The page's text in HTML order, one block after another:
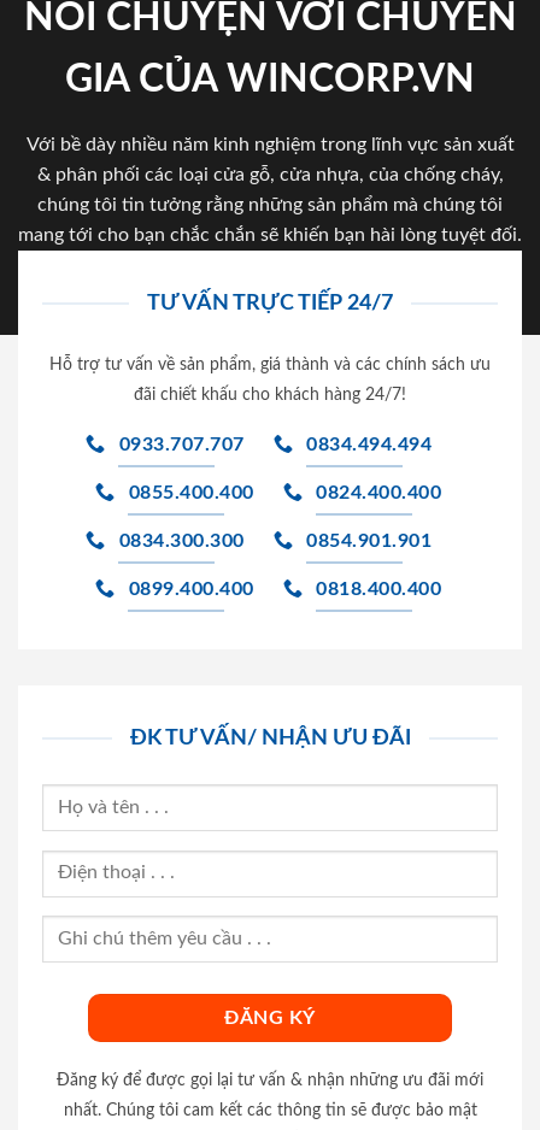
NÓI CHUYỆN VỚI CHUYÊN
GIA CỦA WINCORP.VN
Với bề dày nhiều năm kinh nghiệm trong lĩnh vực sản xuất
& phân phối các loại cửa gỗ, cửa nhựa, của chống cháy,
chúng tôi tin tưởng rằng những sản phẩm mà chúng tôi
mang tới cho bạn chắc chắn sẽ khiến bạn hài lòng tuyệt đối.
TƯ VẤN TRỰC TIẾP 24/7
Hỗ trợ tư vấn về sản phẩm, giá thành và các chính sách ưu
đãi chiết khấu cho khách hàng 24/7!
0933.707.707 0834.494.494
0855.400.400 0824.400.400
0834.300.300 0854.901.901
0899.400.400 0818.400.400
ĐK TƯ VẤN/ NHẬN ƯU ĐÃI
Đăng ký để được gọi lại tư vấn & nhận những ưu đãi mới
nhất. Chúng tôi cam kết các thông tin sẽ được bảo mật